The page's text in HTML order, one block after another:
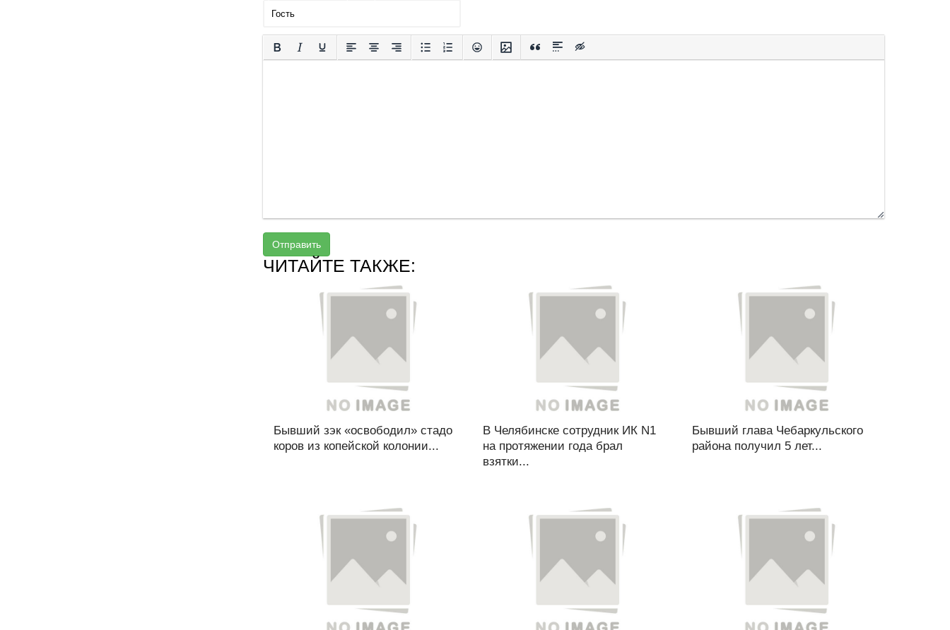
Отправить
ЧИТАЙТЕ ТАКЖЕ:
Бывший зэк «освободил» стадо
коров из копейской колонии...
В Челябинске сотрудник ИК N1
на протяжении года брал
взятки...
Бывший глава Чебаркульского
района получил 5 лет...